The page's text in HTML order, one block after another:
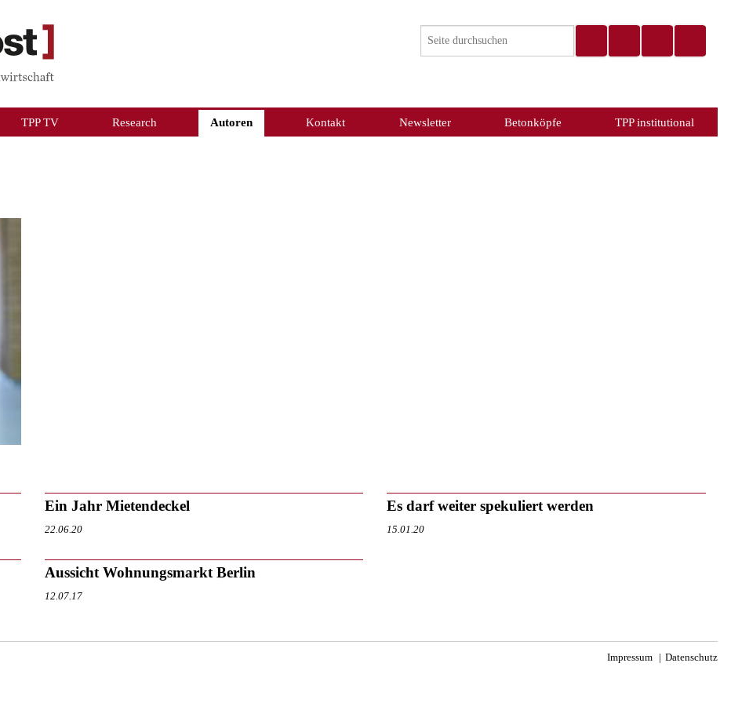
TPP TV Research Autoren Kontakt Newsletter Betonköpfe TPP institutional
Ein Jahr Mietendeckel
22.06.20
Es darf weiter spekuliert werden
15.01.20
Aussicht Wohnungsmarkt Berlin
12.07.17
Impressum Datenschutz